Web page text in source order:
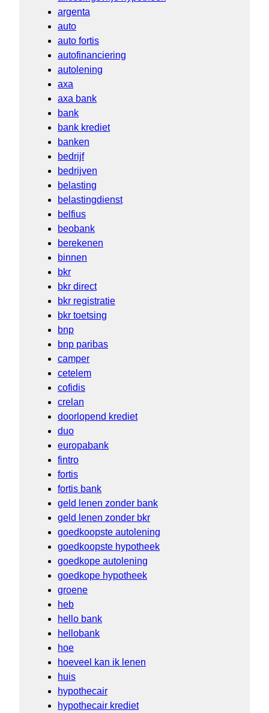
argenta
auto
auto fortis
autofinanciering
autolening
axa
axa bank
bank
bank krediet
banken
bedrijf
bedrijven
belasting
belastingdienst
belfius
beobank
berekenen
binnen
bkr
bkr direct
bkr registratie
bkr toetsing
bnp
bnp paribas
camper
cetelem
cofidis
crelan
doorlopend krediet
duo
europabank
fintro
fortis
fortis bank
geld lenen zonder bank
geld lenen zonder bkr
goedkoopste autolening
goedkoopste hypotheek
goedkope autolening
goedkope hypotheek
groene
heb
hello bank
hellobank
hoe
hoeveel kan ik lenen
huis
hypothecair
hypothecair krediet